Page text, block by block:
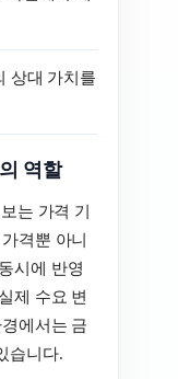
상대 가치를
역할
는 가격 기
격뿐 아니
시에 반영
제 수요 변
에서는 금
습니다.